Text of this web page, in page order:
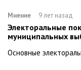
Мнение 9 лет назад
Электоральные
муниципальных
Основные